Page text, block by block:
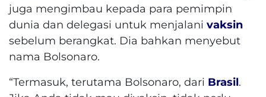
juga mengimbau kepada para pemimpin
dunia dan delegasi untuk menjalani vaksin
sebelum berangkat. Dia bahkan menyebut
nama Bolsonaro.
“Termasuk, terutama Bolsonaro, dari Brasil.